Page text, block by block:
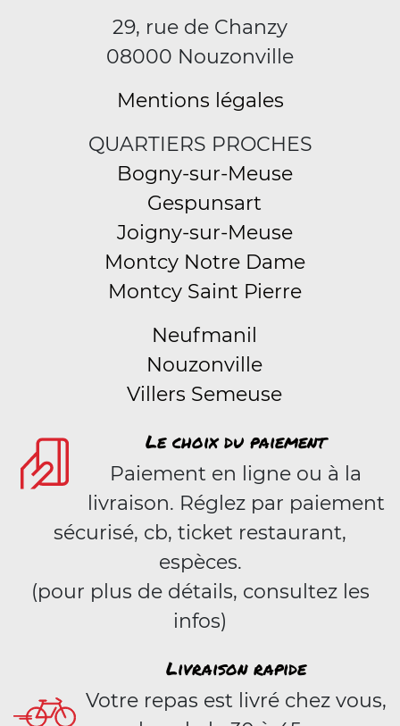
29, rue de Chanzy
08000 Nouzonville
Mentions légales
QUARTIERS PROCHES
Bogny-sur-Meuse
Gespunsart
Joigny-sur-Meuse
Montcy Notre Dame
Montcy Saint Pierre
Neufmanil
Nouzonville
Villers Semeuse
Le choix du paiement
Paiement en ligne ou à la
livraison. Réglez par paiement
sécurisé, cb, ticket restaurant,
espèces.
(pour plus de détails, consultez les
infos)
Livraison rapide
Votre repas est livré chez vous,